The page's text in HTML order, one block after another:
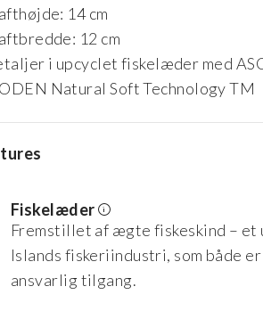
14 cm
12 cm
i upcyclet fiskelæder med
Natural Soft Technology TM
Fiskelæder
Fremstillet af ægte fiskeskind –
Islands fiskeriindustri, som både
ansvarlig tilgang.